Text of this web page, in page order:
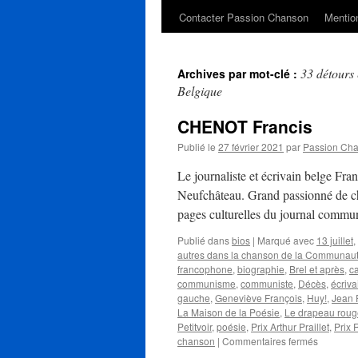
Contacter Passion Chanson
Archives par mot-clé : 33 détours
Belgique
CHENOT Francis
Publié le 27 février 2021 par Passion
Le journaliste et écrivain belge
Neufchâteau. Grand passionné de
pages culturelles du journal
Publié dansbios | Marqué avec 13 juillet,
autres dans la chanson de la
francophone, biographie, Brel et après,
communisme, communiste, Décès,
gauche, Geneviève François, Huy!, Jean
La Maison de la Poésie, Le drapeau
Petitvoir, poésie, Prix Arthur Praillet, Prix
chanson | Commentaires ferméssur